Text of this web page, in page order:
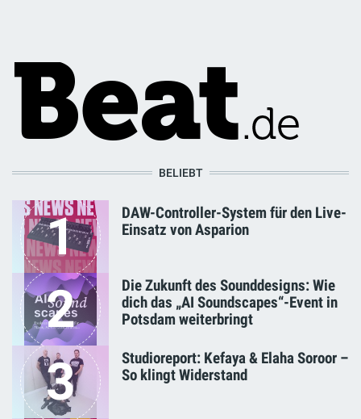
BELIEBT
1
DAW-Controller-System für den Live-
Einsatz von Asparion
2
Die Zukunft des Sounddesigns: Wie
dich das „AI Soundscapes“-Event in
Potsdam weiterbringt
3
Studioreport: Kefaya & Elaha Soroor –
So klingt Widerstand